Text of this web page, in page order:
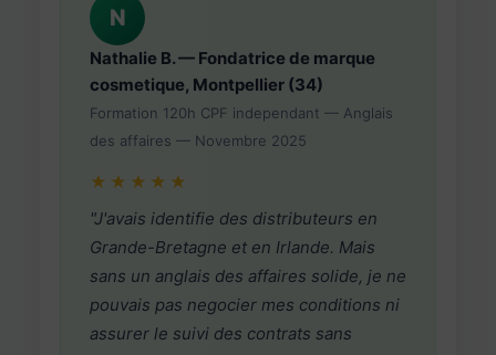
N
Nathalie B. — Fondatrice de marque
cosmetique, Montpellier (34)
Formation 120h CPF independant — Anglais
des affaires — Novembre 2025
★★★★★
"J'avais identifie des distributeurs en
Grande-Bretagne et en Irlande. Mais
sans un anglais des affaires solide, je ne
pouvais pas negocier mes conditions ni
assurer le suivi des contrats sans